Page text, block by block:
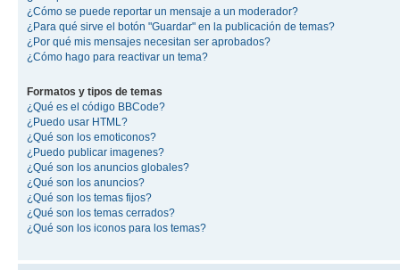
¿Cómo se puede reportar un mensaje a un moderador?
¿Para qué sirve el botón "Guardar" en la publicación de temas?
¿Por qué mis mensajes necesitan ser aprobados?
¿Cómo hago para reactivar un tema?
Formatos y tipos de temas
¿Qué es el código BBCode?
¿Puedo usar HTML?
¿Qué son los emoticonos?
¿Puedo publicar imagenes?
¿Qué son los anuncios globales?
¿Qué son los anuncios?
¿Qué son los temas fijos?
¿Qué son los temas cerrados?
¿Qué son los iconos para los temas?